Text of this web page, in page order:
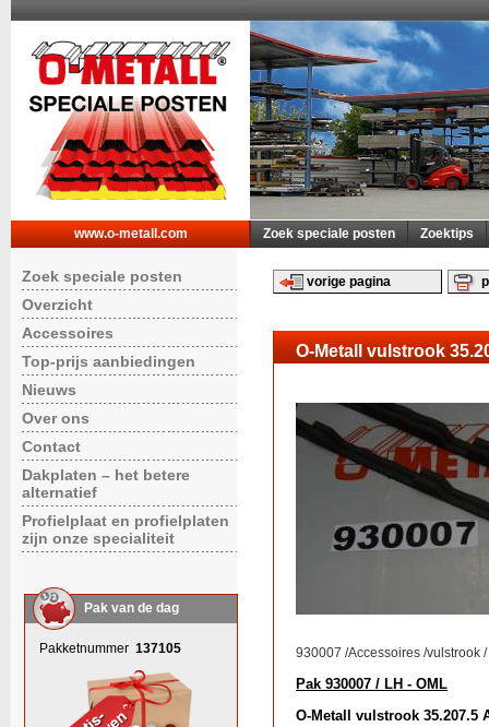
www.o-metall.com Zoek speciale posten Zoektips
Zoek speciale posten
Overzicht
Accessoires
Top-prijs aanbiedingen
Nieuws
Over ons
Contact
Dakplaten – het betere
alternatief
Profielplaat en profielplaten
zijn onze specialiteit
Pak van de dag
Pakketnummer 137105
vorige pagina
O-Metall vulstrook
930007 /Accessoires /vulstrook /
Pak 930007 / LH - OML
O-Metall vulstrook 35.207.5